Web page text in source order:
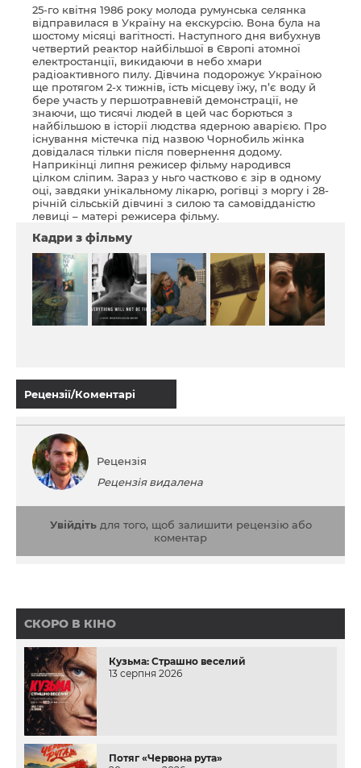
25-го квітня 1986 року молода румунська селянка
відправилася в Україну на екскурсію. Вона була на
шостому місяці вагітності. Наступного дня вибухнув
четвертий реактор найбільшої в Європі атомної
електростанції, викидаючи в небо хмари
радіоактивного пилу. Дівчина подорожує Україною
ще протягом 2-х тижнів, їсть місцеву їжу, п’є воду й
бере участь у першотравневій демонстрації, не
знаючи, що тисячі людей в цей час борються з
найбільшою в історії людства ядерною аварією. Про
існування містечка під назвою Чорнобиль жінка
довідалася тільки після повернення додому.
Наприкінці липня режисер фільму народився
цілком сліпим. Зараз у ньго частково є зір в одному
оці, завдяки унікальному лікарю, рогівці з моргу і 28-
річній сільській дівчині з силою та самовідданістю
левиці – матері режисера фільму.
Кадри з фільму
Рецензії/Коментарі
Рецензія
Рецензія видалена
Увійдітьдля того, щоб залишити рецензію або
коментар
СКОРО В КІНО
Кузьма: Страшно веселий
13 серпня 2026
Потяг «Червона рута»